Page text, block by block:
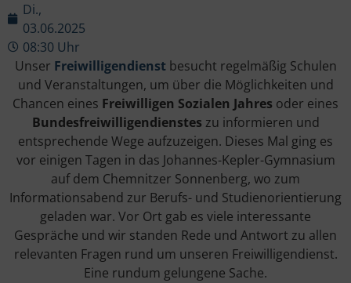
Di.,
03.06.2025
08:30 Uhr
Unser Freiwilligendienst besucht regelmäßig Schulen
und Veranstaltungen, um über die Möglichkeiten und
Chancen eines Freiwilligen Sozialen Jahres oder eines
Bundesfreiwilligendienstes zu informieren und
entsprechende Wege aufzuzeigen. Dieses Mal ging es
vor einigen Tagen in das Johannes-Kepler-Gymnasium
auf dem Chemnitzer Sonnenberg, wo zum
Informationsabend zur Berufs- und Studienorientierung
geladen war. Vor Ort gab es viele interessante
Gespräche und wir standen Rede und Antwort zu allen
relevanten Fragen rund um unseren Freiwilligendienst.
Eine rundum gelungene Sache.